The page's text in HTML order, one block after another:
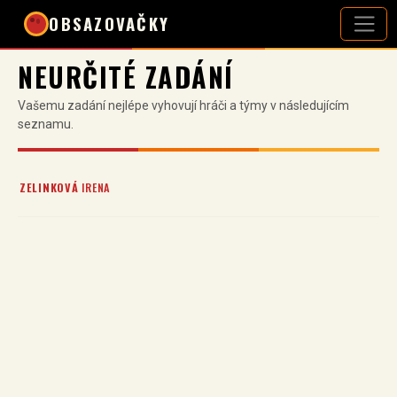
OBSAZOVAČKY
NEURČITÉ ZADÁNÍ
Vašemu zadání nejlépe vyhovují hráči a týmy v následujícím
seznamu.
ZELINKOVÁ IRENA